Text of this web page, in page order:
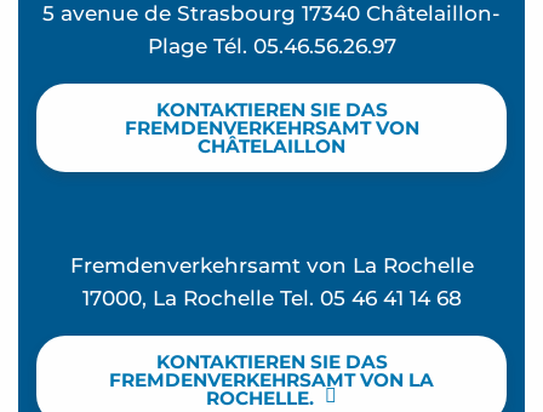
5 avenue de Strasbourg 17340 Châtelaillon-
Plage Tél. 05.46.56.26.97
KONTAKTIEREN SIE DAS
FREMDENVERKEHRSAMT VON
CHÂTELAILLON
Fremdenverkehrsamt von La Rochelle
17000, La Rochelle Tel. 05 46 41 14 68
KONTAKTIEREN SIE DAS
FREMDENVERKEHRSAMT VON LA
ROCHELLE.